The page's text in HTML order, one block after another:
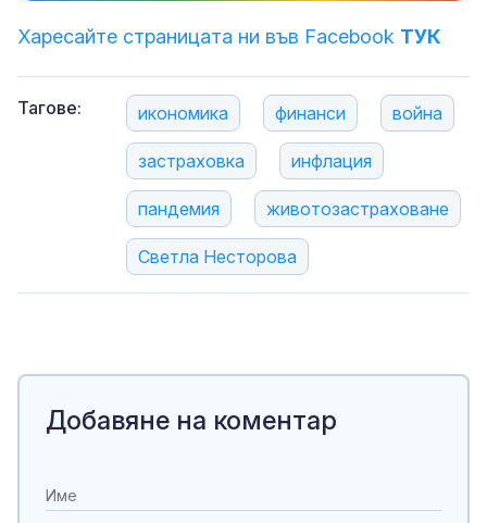
Харесайте страницата ни във Facebook ТУК
Тагове: икономика финанси война
застраховка инфлация
пандемия животозастраховане
Светла Несторова
Добавяне на коментар